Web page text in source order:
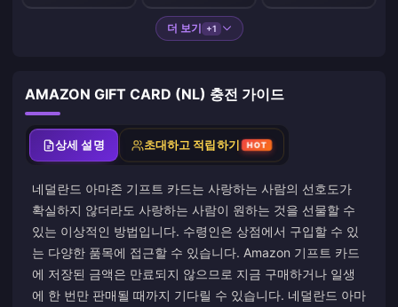
더 보기 +1
AMAZON GIFT CARD (NL) 충전 가이드
상세 설명 초대하고 적립하기 HOT
네덜란드 아마존 기프트 카드는 사랑하는 사람의 선호도가
확실하지 않더라도 사랑하는 사람이 원하는 것을 선물할 수
있는 이상적인 방법입니다. 수령인은 상점에서 구입할 수 있
는 다양한 품목에 접근할 수 있습니다. Amazon 기프트 카드
에 저장된 금액은 만료되지 않으므로 지금 구매하거나 일생
에 한 번만 판매될 때까지 기다릴 수 있습니다. 네덜란드 아마